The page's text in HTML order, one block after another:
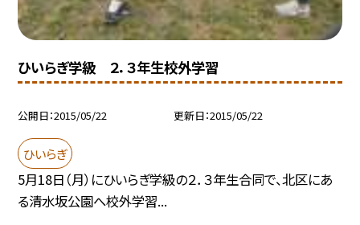
ひいらぎ学級 ２．３年生校外学習
公開日 2015/05/22 更新日 2015/05/22
ひいらぎ
5月18日（月）にひいらぎ学級の２．３年生合同で、北区にあ
る清水坂公園へ校外学習...